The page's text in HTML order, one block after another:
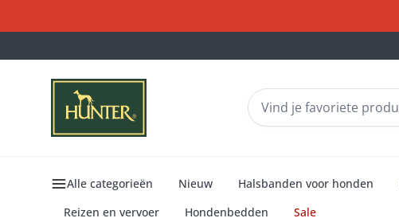
Alle categorieën Nieuw Halsbanden voor honden
Reizen en vervoer
Hondenbedden Sale